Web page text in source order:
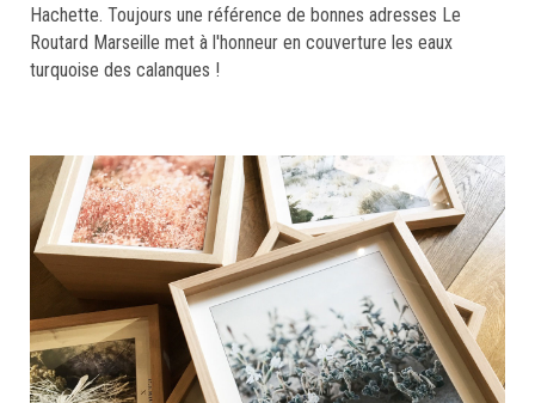
Hachette. Toujours une référence de bonnes adresses Le
Routard Marseille met à l'honneur en couverture les eaux
turquoise des calanques !